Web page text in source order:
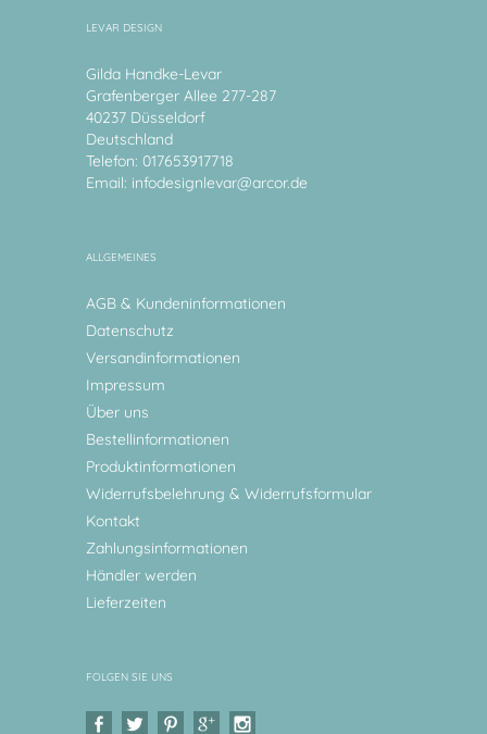
LEVAR DESIGN
Gilda Handke-Levar
Grafenberger Allee 277-287
40237 Düsseldorf
Deutschland
Telefon: 017653917718
Email: infodesignlevar@arcor.de
ALLGEMEINES
AGB & Kundeninformationen
Datenschutz
Versandinformationen
Impressum
Über uns
Bestellinformationen
Produktinformationen
Widerrufsbelehrung & Widerrufsformular
Kontakt
Zahlungsinformationen
Händler werden
Lieferzeiten
FOLGEN SIE UNS